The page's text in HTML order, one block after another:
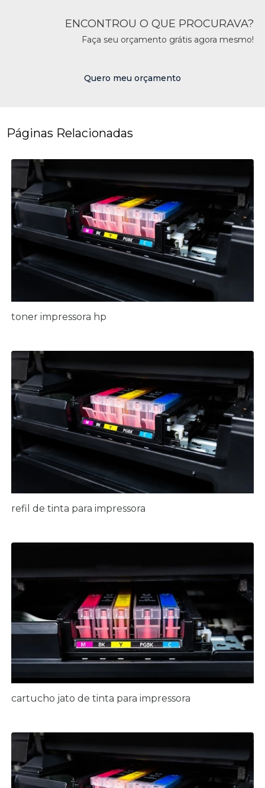
ENCONTROU O QUE PROCURAVA?
Faça seu orçamento grátis agora mesmo!
Quero meu orçamento
Páginas Relacionadas
toner impressora hp
refil de tinta para impressora
cartucho jato de tinta para impressora